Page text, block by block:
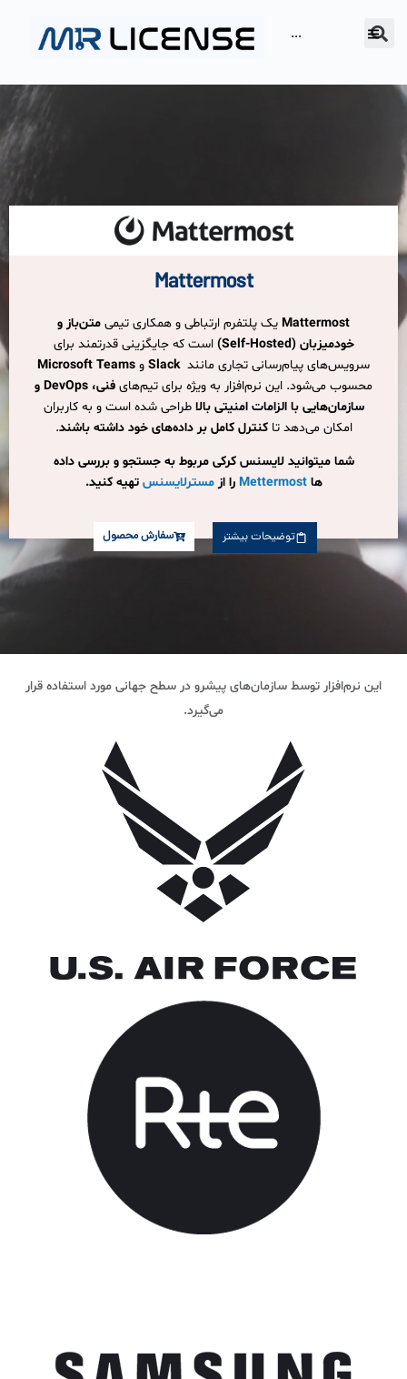
···
Mattermost
Mattermost یک پلتفرم ارتباطی و همکاری تیمی متن‌باز و
خودمیزبان (Self-Hosted)
است که جایگزینی قدرتمند برای
سرویس‌های پیام‌رسانی تجاری مانندSlack و Microsoft Teams
محسوب می‌شود. این نرم‌افزار به ویژه برای تیم‌های فنی، DevOps و
سازمان‌هایی با الزامات امنیتی بالا طراحی شده است و به کاربران
امکان می‌دهد تاکنترل کامل بر داده‌های خود داشته باشند.
شما میتوانید لایسنس کرکی مربوط به جستجو و بررسی داده
هاMettermost را ازمسترلایسنس تهیه کنید.
توضیحات بیشتر سفارش محصول
این نرم‌افزار توسط سازمان‌های پیشرو در سطح جهانی مورد استفاده قرار
می‌گیرد.